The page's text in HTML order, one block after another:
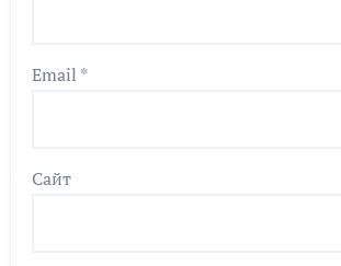
Email *
Сайт